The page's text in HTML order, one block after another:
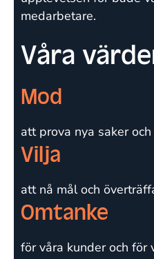
medarbetare.
Våra
Mod
att prova nya saker och
Vilja
att nå mål och
Omtanke
för våra kunder och för